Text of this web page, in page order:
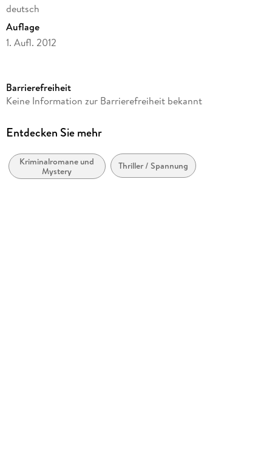
deutsch
Auflage
1. Aufl. 2012
Dateigröße
Laufzeit
Reihe
Joona Linna, 3
Barrierefreiheit
Keine Information zur Barrierefreiheit bekannt
Entdecken Sie mehr
Kriminalromane und
Mystery
Thriller / Spannung